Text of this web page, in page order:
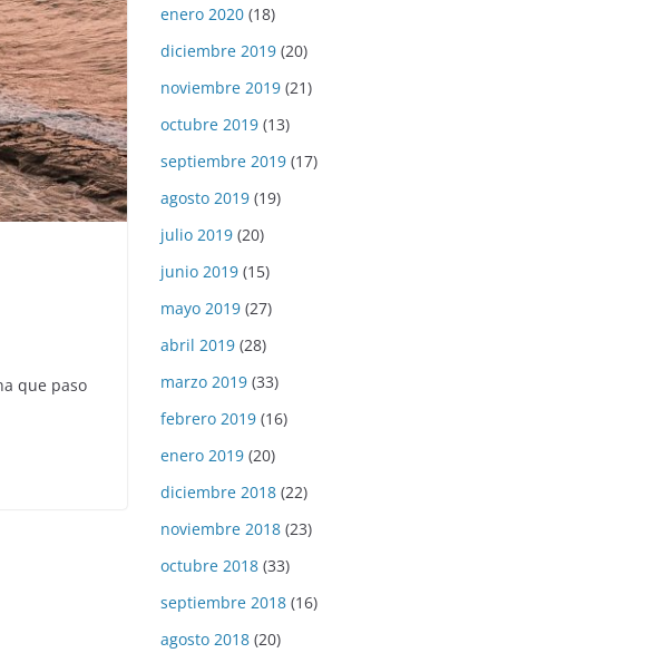
que paso
enero 2020 (18)
diciembre 2019 (20)
noviembre 2019 (21)
octubre 2019 (13)
septiembre 2019 (17)
agosto 2019 (19)
julio 2019 (20)
junio 2019 (15)
mayo 2019 (27)
abril 2019 (28)
marzo 2019 (33)
febrero 2019 (16)
enero 2019 (20)
diciembre 2018 (22)
noviembre 2018 (23)
octubre 2018 (33)
septiembre 2018 (16)
agosto 2018 (20)